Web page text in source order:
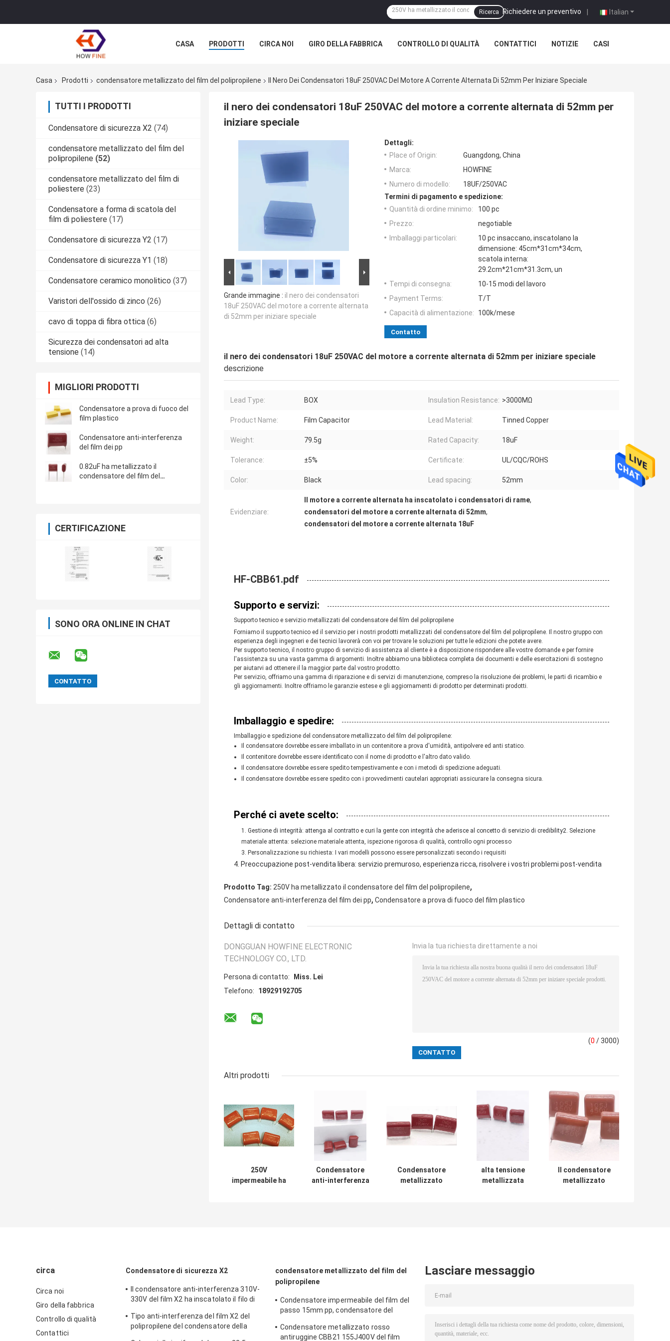
Italian
Richiedere un preventivo |
Ricerca
CASA PRODOTTI CIRCA NOI GIRO DELLA FABBRICA CONTROLLO DI QUALITÀ CONTATTICI NOTIZIE CASI
Casa Prodotti condensatore metallizzato del film del polipropilene Il Nero Dei Condensatori 18uF 250VAC Del Motore A Corrente Alternata Di 52mm Per Iniziare Speciale
TUTTI I PRODOTTI
Condensatore di sicurezza X2 (74)
condensatore metallizzato del film del
polipropilene (52)
condensatore metallizzato del film di
poliestere (23)
Condensatore a forma di scatola del
film di poliestere (17)
Condensatore di sicurezza Y2 (17)
Condensatore di sicurezza Y1 (18)
Condensatore ceramico monolitico (37)
Varistori dell'ossido di zinco (26)
cavo di toppa di fibra ottica (6)
Sicurezza dei condensatori ad alta
tensione (14)
MIGLIORI PRODOTTI
Condensatore a prova di fuoco del
film plastico
Condensatore anti-interferenza
del film dei pp
0.82uF ha metallizzato il
condensatore del film del
CERTIFICAZIONE
SONO ORA ONLINE IN CHAT
il nero dei condensatori 18uF 250VAC del motore a corrente alternata di 52mm per
iniziare speciale
Grande immagine : il nero dei condensatori
18uF 250VAC del motore a corrente alternata
di 52mm per iniziare speciale
Dettagli:
Place of Origin:
Guangdong, China
Marca:
HOWFINE
Numero di modello:
18UF/250VAC
Termini di pagamento e spedizione:
Quantità di ordine minimo:
100 pc
Prezzo:
negotiable
Imballaggi particolari:
10 pc insaccano, inscatolano la
dimensione: 45cm*31cm*34cm,
scatola interna:
29.2cm*21cm*31.3cm, un
Tempi di consegna:
10-15 modi del lavoro
Payment Terms:
T/T
Capacità di alimentazione:
100k/mese
Contatto
il nero dei condensatori 18uF 250VAC del motore a corrente alternata di 52mm per iniziare speciale
descrizione
Lead Type: BOX Insulation Resistance: >3000MΩ
Product Name: Film Capacitor Lead Material: Tinned Copper
Weight: 79.5g Rated Capacity: 18uF
Tolerance: ±5% Certificate: UL/CQC/ROHS
Color: Black Lead spacing: 52mm
Evidenziare:
Il motore a corrente alternata ha inscatolato i condensatori di rame,
condensatori del motore a corrente alternata di 52mm,
condensatori del motore a corrente alternata 18uF
HF-CBB61.pdf
Supporto e servizi:
Supporto tecnico e servizio metallizzati del condensatore del film del polipropilene
Forniamo il supporto tecnico ed il servizio per i nostri prodotti metallizzati del condensatore del film del polipropilene. Il nostro gruppo con
esperienza degli ingegneri e dei tecnici lavorerà con voi per trovare le soluzioni per tutte le edizioni che potete avere.
Per supporto tecnico, il nostro gruppo di servizio di assistenza al cliente è a disposizione rispondere alle vostre domande e per fornire
l'assistenza su una vasta gamma di argomenti. Inoltre abbiamo una biblioteca completa dei documenti e delle esercitazioni di sostegno
per aiutarvi ad ottenere il la maggior parte dal vostro prodotto.
Per servizio, offriamo una gamma di riparazione e di servizi di manutenzione, compreso la risoluzione dei problemi, le parti di ricambio e
gli aggiornamenti. Inoltre offriamo le garanzie estese e gli aggiornamenti di prodotto per determinati prodotti.
Imballaggio e spedire:
Imballaggio e spedizione del condensatore metallizzato del film del polipropilene:
Il condensatore dovrebbe essere imballato in un contenitore a prova d'umidità, antipolvere ed anti statico.
Il contenitore dovrebbe essere identificato con il nome di prodotto e l'altro dato valido.
Il condensatore dovrebbe essere spedito tempestivamente e con i metodi di spedizione adeguati.
Il condensatore dovrebbe essere spedito con i provvedimenti cautelari appropriati assicurare la consegna sicura.
Perché ci avete scelto:
1. Gestione di integrità: attenga al contratto e curi la gente con integrità che aderisce al concetto di servizio di credibility2. Selezione
materiale attenta: selezione materiale attenta, ispezione rigorosa di qualità, controllo ogni processo
3. Personalizzazione su richiesta: I vari modelli possono essere personalizzati secondo i requisiti
4. Preoccupazione post-vendita libera: servizio premuroso, esperienza ricca, risolvere i vostri problemi post-vendita
Prodotto Tag: 250V ha metallizzato il condensatore del film del polipropilene,
Condensatore anti-interferenza del film dei pp, Condensatore a prova di fuoco del film plastico
Dettagli di contatto
DONGGUAN HOWFINE ELECTRONIC
TECHNOLOGY CO., LTD.
Persona di contatto:
Miss. Lei
Telefono:
18929192705
Invia la tua richiesta direttamente a noi
(0 / 3000)
Altri prodotti
250V
impermeabile ha
Condensatore
anti-interferenza
Condensatore
metallizzato
alta tensione
metallizzata
Il condensatore
metallizzato
circa
Circa noi
Giro della fabbrica
Controllo di qualità
Contattici
Condensatore di sicurezza X2
Il condensatore anti-interferenza 310V-
330V del film X2 ha inscatolato il filo di
Tipo anti-interferenza del film X2 del
polipropilene del condensatore della
condensatore metallizzato del film del
polipropilene
Condensatore impermeabile del film del
passo 15mm pp, condensatore del
Condensatore metallizzato rosso
antiruggine CBB21 155J400V del film
Lasciare messaggio